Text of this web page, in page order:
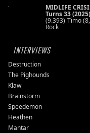
MIDLIFE
Turns 33 (2025)
(9.393) Timo
Rock
INTERVIEWS
Destruction
The Pighounds
Klaw
Brainstorm
Speedemon
Heathen
Mantar